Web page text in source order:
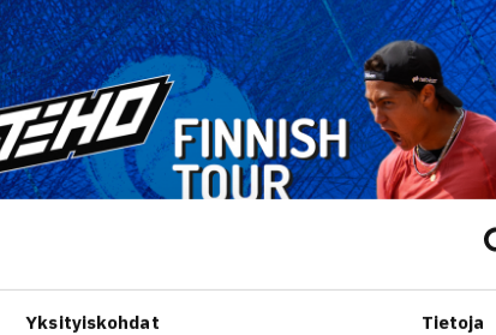
Yksityiskohdat Tietoja